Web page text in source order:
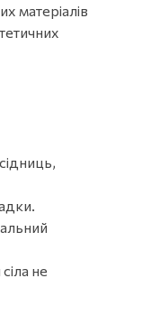
матеріалів
не